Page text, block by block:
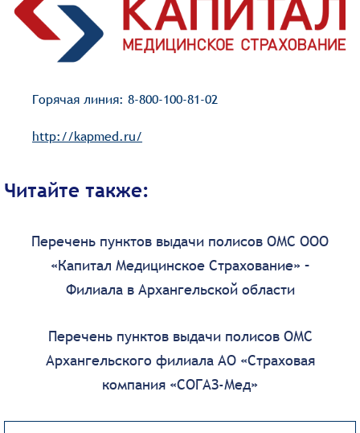
Горячая линия: 8-800-100-81-02
http://kapmed.ru/
Читайте также:
Перечень пунктов выдачи полисов ОМС ООО
«Капитал Медицинское Страхование» –
Филиала в Архангельской области
Перечень пунктов выдачи полисов ОМС
Архангельского филиала АО «Страховая
компания «СОГАЗ-Мед»